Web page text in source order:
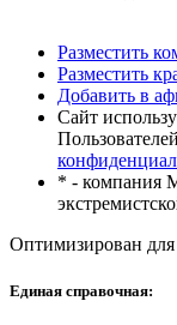
Разместить
Разместить
Добавить в
Сайт
* - компания
Оптимизирован для
Единая справочная: